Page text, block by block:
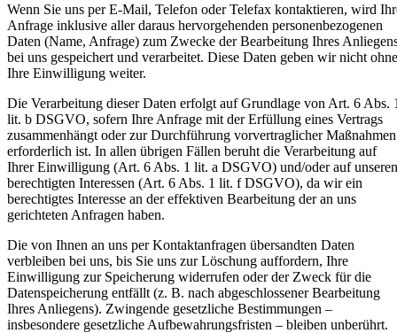
Wenn Sie uns per E-Mail, Telefon oder Telefax kontaktieren, wird
Anfrage inklusive aller daraus hervorgehenden personenbezogenen
Daten (Name, Anfrage) zum Zwecke der Bearbeitung Ihres
bei uns gespeichert und verarbeitet. Diese Daten geben wir nicht ohne
Ihre Einwilligung weiter.
Die Verarbeitung dieser Daten erfolgt auf Grundlage von Art. 6 Abs.
lit. b DSGVO, sofern Ihre Anfrage mit der Erfüllung eines Vertrags
zusammenhängt oder zur Durchführung vorvertraglicher Maßnahmen
erforderlich ist. In allen übrigen Fällen beruht die Verarbeitung auf
Ihrer Einwilligung (Art. 6 Abs. 1 lit. a DSGVO) und/oder auf unseren
berechtigten Interessen (Art. 6 Abs. 1 lit. f DSGVO), da wir ein
berechtigtes Interesse an der effektiven Bearbeitung der an uns
gerichteten Anfragen haben.
Die von Ihnen an uns per Kontaktanfragen übersandten Daten
verbleiben bei uns, bis Sie uns zur Löschung auffordern, Ihre
Einwilligung zur Speicherung widerrufen oder der Zweck für die
Datenspeicherung entfällt (z. B. nach abgeschlossener Bearbeitung
Ihres Anliegens). Zwingende gesetzliche Bestimmungen –
insbesondere gesetzliche Aufbewahrungsfristen – bleiben unberührt.